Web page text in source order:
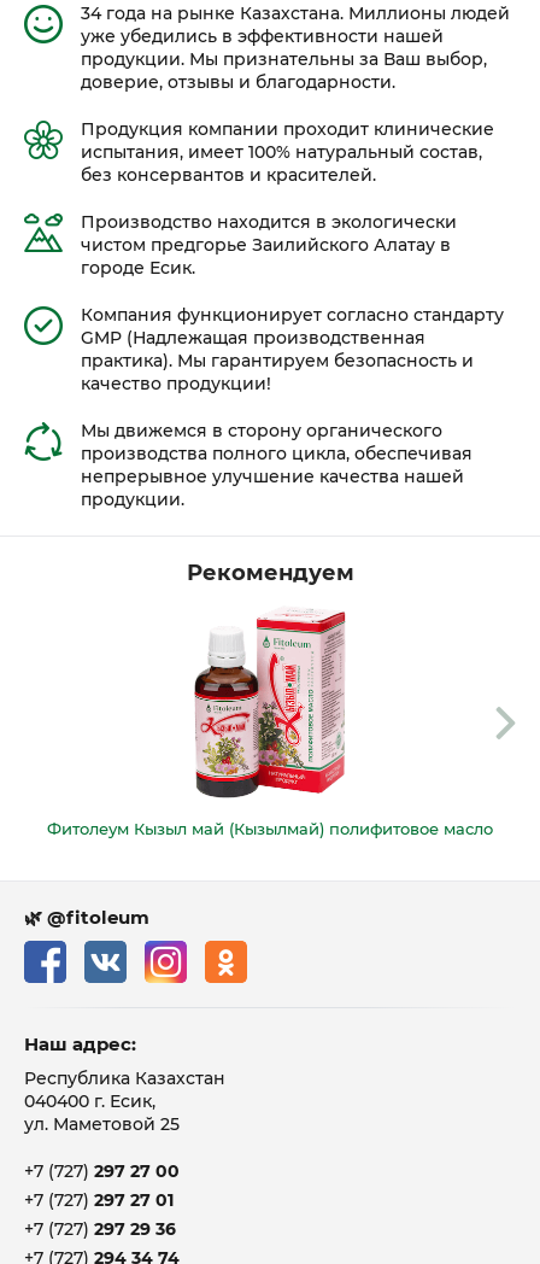
34 года на рынке Казахстана. Миллионы людей
уже убедились в эффективности нашей
продукции. Мы признательны за Ваш выбор,
доверие, отзывы и благодарности.
Продукция компании проходит клинические
испытания, имеет 100% натуральный состав,
без консервантов и красителей.
Производство находится в экологически
чистом предгорье Заилийского Алатау в
городе Есик.
Компания функционирует согласно стандарту
GMP (Надлежащая производственная
практика). Мы гарантируем безопасность и
качество продукции!
Мы движемся в сторону органического
производства полного цикла, обеспечивая
непрерывное улучшение качества нашей
продукции.
Рекомендуем
Фитолеум Кызыл май (Кызылмай) полифитовое масло
🌿 @fitoleum
Наш адрес:
Республика Казахстан
040400 г. Есик,
ул. Маметовой 25
+7 (727) 297 27 00
+7 (727) 297 27 01
+7 (727) 297 29 36
+7 (727) 294 34 74